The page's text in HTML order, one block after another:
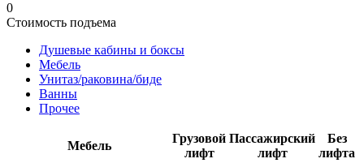
0
Стоимость подъема
Душевые кабины и боксы
Мебель
Унитаз/раковина/биде
Ванны
Прочее
Мебель
Грузовой
лифт
Пассажирский
лифт
Без
лифта